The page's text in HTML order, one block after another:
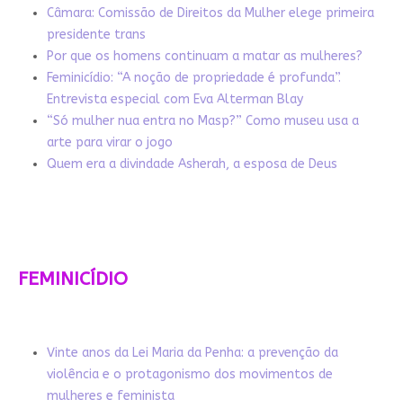
Câmara: Comissão de Direitos da Mulher elege primeira
presidente trans
Por que os homens continuam a matar as mulheres?
Feminicídio: “A noção de propriedade é profunda”.
Entrevista especial com Eva Alterman Blay
“Só mulher nua entra no Masp?” Como museu usa a
arte para virar o jogo
Quem era a divindade Asherah, a esposa de Deus
FEMINICÍDIO
Vinte anos da Lei Maria da Penha: a prevenção da
violência e o protagonismo dos movimentos de
mulheres e feminista